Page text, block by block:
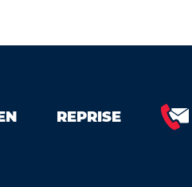
REPRISE